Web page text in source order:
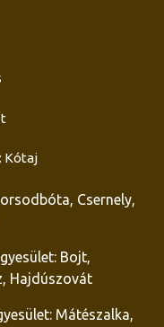
Kótaj
Csernely,
Bojt,
Hajdúszovát
Mátészalka,